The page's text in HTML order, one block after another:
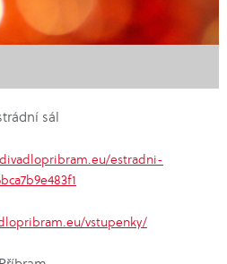
sál
estradni-
vstupenky/